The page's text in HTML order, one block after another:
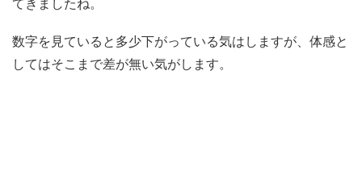
てきましたね。
数字を見ていると多少下がっている気はしますが、体感と
してはそこまで差が無い気がします。